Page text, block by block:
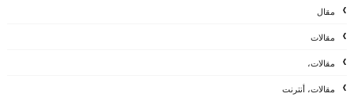
مقال
مقالات
مقالات،
مقالات، أنترنت